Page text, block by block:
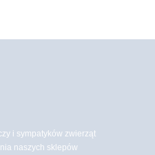
i sympatyków zwierząt
naszych sklepów